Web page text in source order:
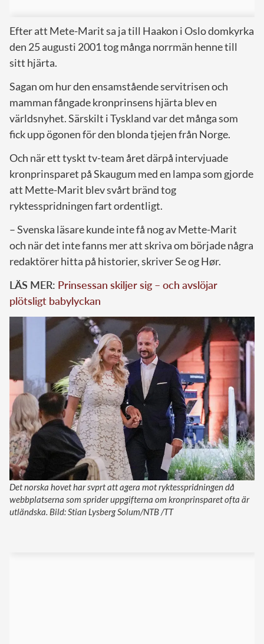
Efter att Mete-Marit sa ja till Haakon i Oslo domkyrka
den 25 augusti 2001 tog många norrmän henne till
sitt hjärta.
Sagan om hur den ensamstående servitrisen och
mamman fångade kronprinsens hjärta blev en
världsnyhet. Särskilt i Tyskland var det många som
fick upp ögonen för den blonda tjejen från Norge.
Och när ett tyskt tv-team året därpå intervjuade
kronprinsparet på Skaugum med en lampa som gjorde
att Mette-Marit blev svårt bränd tog
ryktesspridningen fart ordentligt.
– Svenska läsare kunde inte få nog av Mette-Marit
och när det inte fanns mer att skriva om började några
redaktörer hitta på historier, skriver Se og Hør.
LÄS MER: Prinsessan skiljer sig – och avslöjar
plötsligt babylyckan
Det norska hovet har svprt att agera mot ryktesspridningen då
webbplatserna som sprider uppgifterna om kronprinsparet ofta är
utländska. Bild: Stian Lysberg Solum/NTB /TT